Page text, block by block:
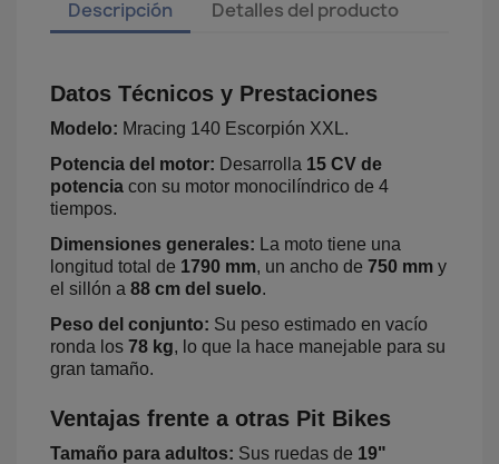
Descripción Detalles del producto
Datos Técnicos y Prestaciones
Modelo: Mracing 140 Escorpión XXL.
Potencia del motor: Desarrolla 15 CV de
potencia con su motor monocilíndrico de 4
tiempos.
Dimensiones generales: La moto tiene una
longitud total de 1790 mm, un ancho de 750 mm y
el sillón a 88 cm del suelo.
Peso del conjunto: Su peso estimado en vacío
ronda los 78 kg, lo que la hace manejable para su
gran tamaño.
Ventajas frente a otras Pit Bikes
Tamaño para adultos: Sus ruedas de 19"